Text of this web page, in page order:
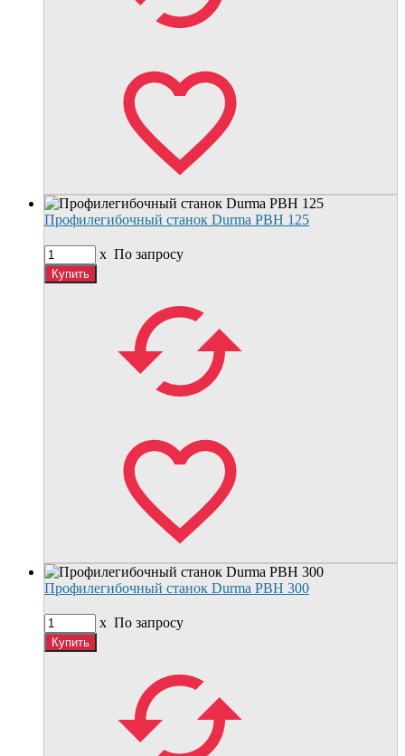
Профилегибочный станок Durma РВН 125
x По запросу
Профилегибочный станок Durma РВН 300
x По запросу